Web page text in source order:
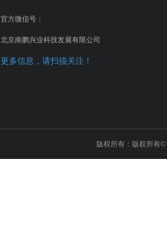
官方微信号：
北京南鹏兴业科技发展有限公司
更多信息，请扫描关注！
版权所有：版权所有